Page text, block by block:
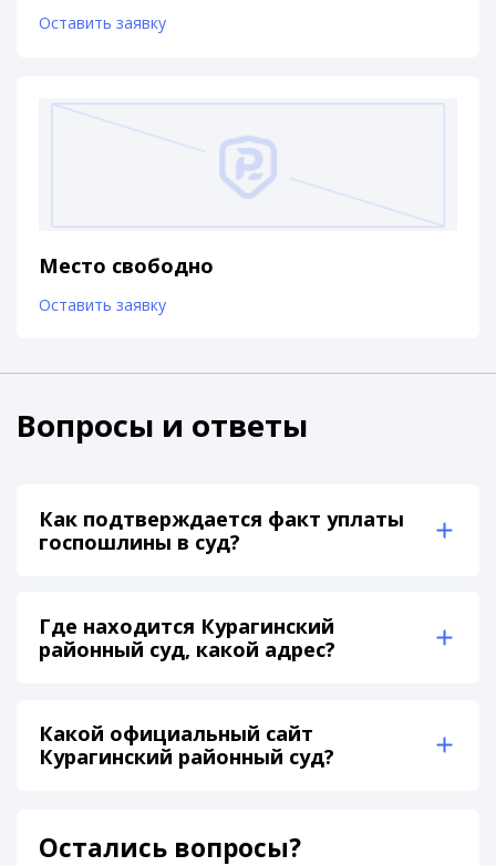
Оставить заявку
Место свободно
Оставить заявку
Вопросы и ответы
Как подтверждается факт уплаты
госпошлины в суд?
Где находится Курагинский
районный суд, какой адрес?
Какой официальный сайт
Курагинский районный суд?
Остались вопросы?